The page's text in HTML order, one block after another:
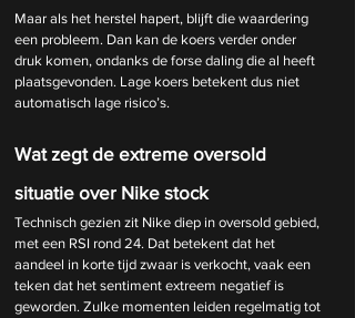
Maar als het herstel hapert, blijft die waardering
een probleem. Dan kan de koers verder onder
druk komen, ondanks de forse daling die al heeft
plaatsgevonden. Lage koers betekent dus niet
automatisch lage risico’s.
Wat zegt de extreme oversold
situatie over Nike stock
Technisch gezien zit Nike diep in oversold gebied,
met een RSI rond 24. Dat betekent dat het
aandeel in korte tijd zwaar is verkocht, vaak een
teken dat het sentiment extreem negatief is
geworden. Zulke momenten leiden regelmatig tot